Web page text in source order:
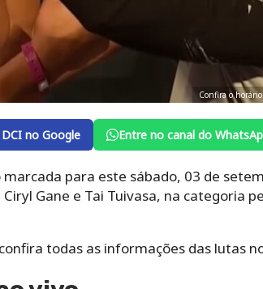
Confira o
no Google Entre no canal do
para este sábado, 03 de
Gane e Tai Tuivasa, na categoria
todas as informações das lutas